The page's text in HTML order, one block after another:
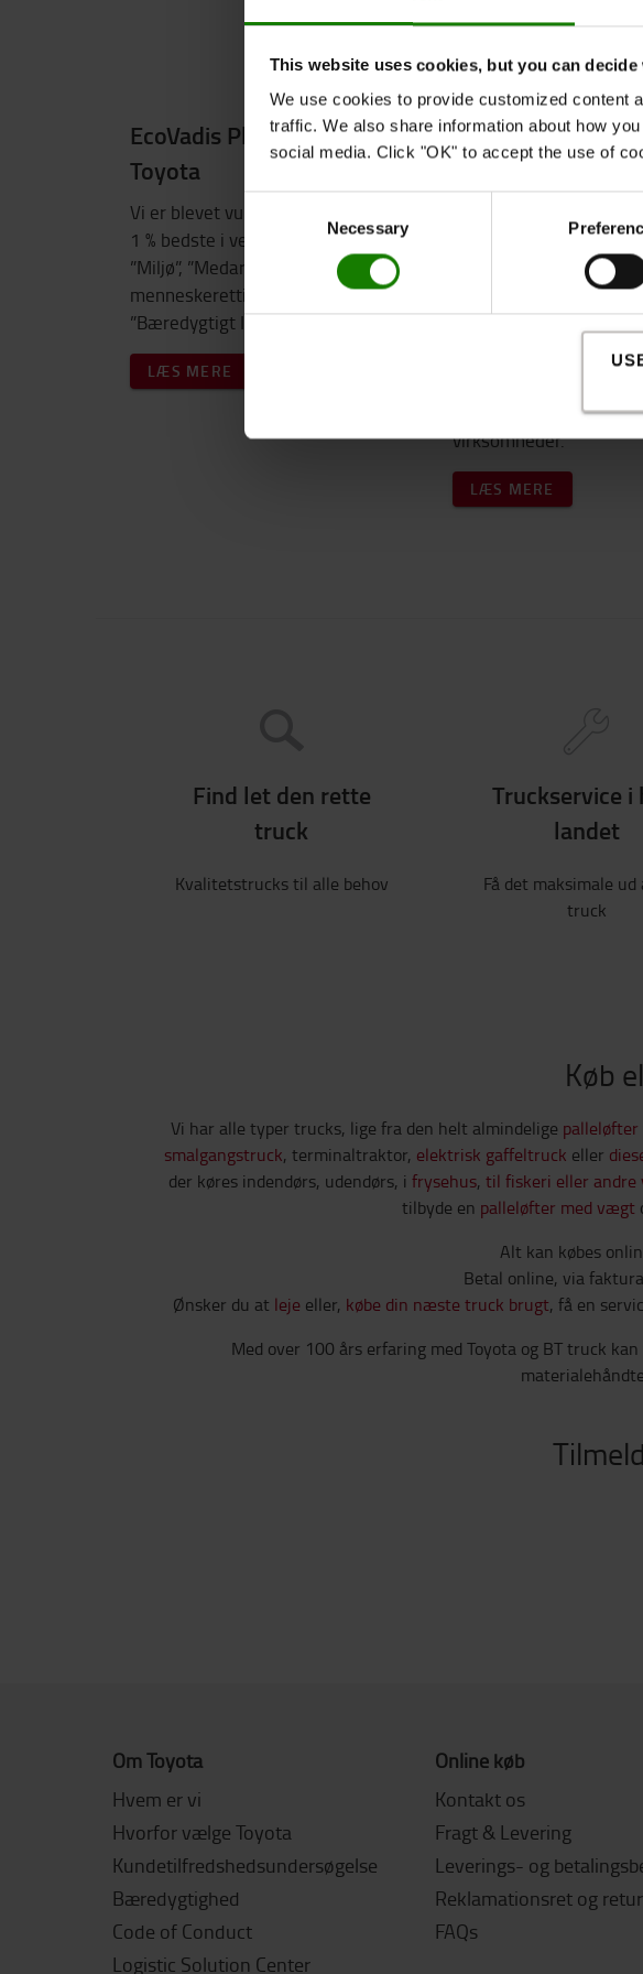
This website uses cookies, but you can decide
We use cookies to provide customized content
traffic. We also share information about how
social media. Click "OK" to accept the use of
Necessary
EcoVadis Platin til
Toyota
Vi er blevet vurderet blandt de
1 % bedste i verden inden for
”Miljø”, ”Medarbejdere og
menneskerettigheder”, ”Etik” og
”Bæredygtigt Indkøb”.
LÆS MERE
Swarm
Storage: Høj
Automation Storage -
Den kombinerer tre
velafprøvede
optimere arbejdskraft i
virksomheder.
LÆS MERE
Find let den rette
truck
Kvalitetstrucks til alle behov
Truckservice i
landet
Få det maksimale ud
truck
Køb
Vi har alle typer trucks, lige fra den helt almindelige palleløfter
smalgangstruck, terminaltraktor, elektrisk gaffeltruck eller
der køres indendørs, udendørs, i frysehus, til fiskeri eller andre
tilbyde en palleløfter med vægt
Alt kan købes
Betal online, via
Ønsker du at leje eller, købe din næste truck brugt, få en
Med over 100 års erfaring med Toyota og BT truck
Om Toyota
Hvem er vi
Hvorfor vælge Toyota
Kundetilfredshedsundersøgelse
Bæredygtighed
Code of Conduct
Logistic Solution Center
Online køb
Kontakt os
Fragt & Levering
Leverings- og
Reklamationsret og
FAQs